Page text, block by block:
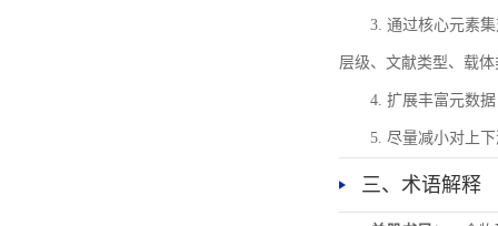
3. 通过核心元素
层级、文献类型、载
4. 扩展丰富元数
5. 尽量减小对上
三、术语解释